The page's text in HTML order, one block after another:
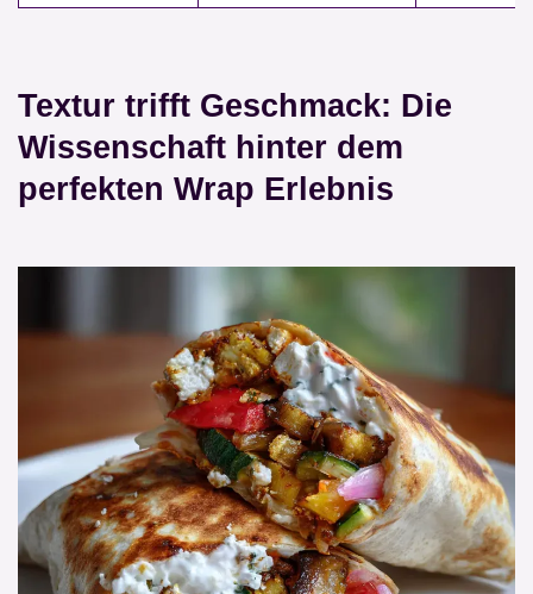
Textur trifft Geschmack: Die
Wissenschaft hinter dem
perfekten Wrap Erlebnis